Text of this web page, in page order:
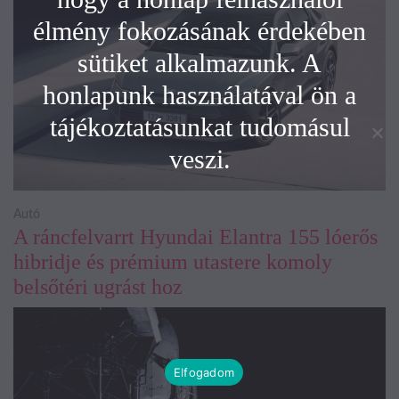
A ráncfelvarrt Hyundai Elantra 155 lóerős
hibridje és prémium utastere komoly
belsőtéri ugrást hoz
Autó
élmény fokozásának érdekében
sütiket alkalmazunk. A
honlapunk használatával ön a
tájékoztatásunkat tudomásul
veszi.
Elfogadom